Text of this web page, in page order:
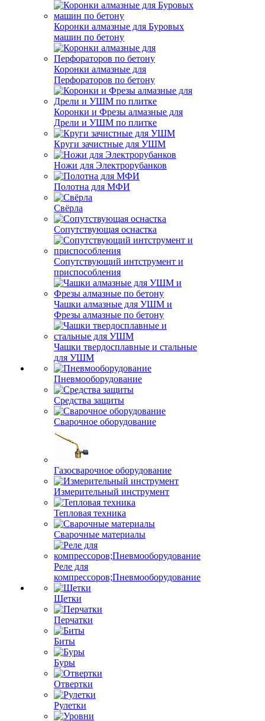
Коронки алмазные для Буровых
машин по бетону
Коронки алмазные для
Перфораторов по бетону
Коронки и Фрезы алмазные для
Дрели и УШМ по плитке
Круги зачистные для УШМ
Ножи для Электрорубанков
Полотна для МФИ
Свёрла
Сопутствующая оснастка
Сопутствующий интструмент и
приспособления
Чашки алмазные для УШМ и
Фрезы алмазные по бетону
Чашки твердосплавные и стальные
для УШМ
Пневмооборудование
Средства защиты
Сварочное оборудование
Газосварочное оборудование
Измерительный инструмент
Тепловая техника
Сварочные материалы
Реле для
компрессоров;Пневмооборудование
Щетки
Перчатки
Биты
Буры
Отвертки
Рулетки